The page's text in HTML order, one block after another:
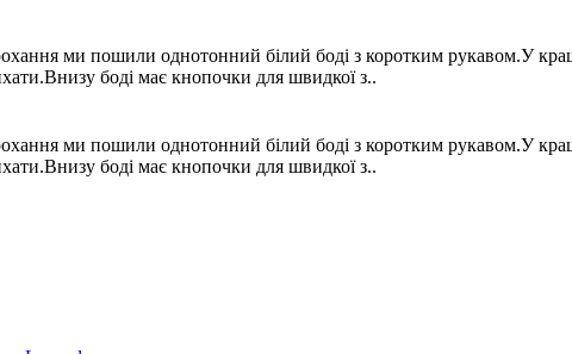
ми пошили однотонний білий боді з коротким рукавом.У
боді має кнопочки для швидкої з..
ми пошили однотонний білий боді з коротким рукавом.У
боді має кнопочки для швидкої з..